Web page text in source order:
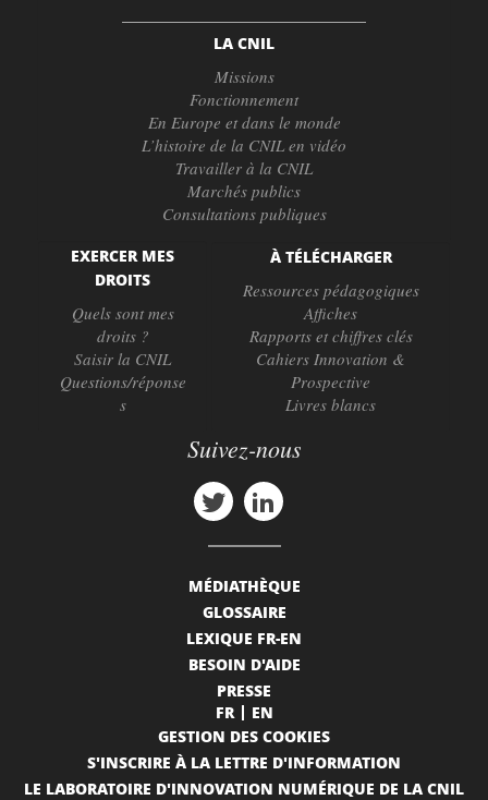
LA CNIL
Missions
Fonctionnement
En Europe et dans le monde
L’histoire de la CNIL en vidéo
Travailler à la CNIL
Marchés publics
Consultations publiques
EXERCER MES
DROITS
Quels sont mes
droits ?
Saisir la CNIL
Questions/réponse
s
À TÉLÉCHARGER
Ressources pédagogiques
Affiches
Rapports et chiffres clés
Cahiers Innovation &
Prospective
Livres blancs
Suivez-nous
MÉDIATHÈQUE
GLOSSAIRE
LEXIQUE FR-EN
BESOIN D'AIDE
PRESSE
FR
EN
GESTION DES COOKIES
S'INSCRIRE À LA LETTRE D'INFORMATION
LE LABORATOIRE D'INNOVATION NUMÉRIQUE DE LA CNIL